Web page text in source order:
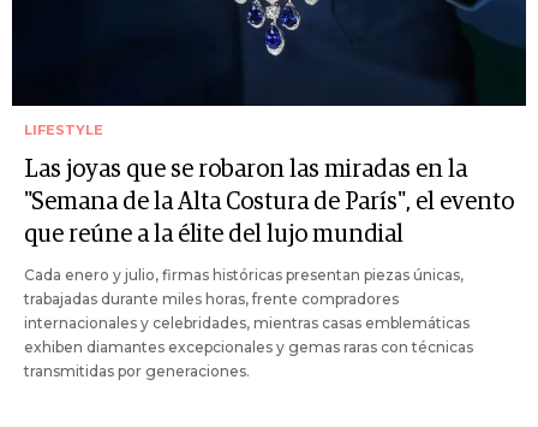
LIFESTYLE
Las joyas que se robaron las miradas en la
"Semana de la Alta Costura de París", el evento
que reúne a la élite del lujo mundial
Cada enero y julio, firmas históricas presentan piezas únicas,
trabajadas durante miles horas, frente compradores
internacionales y celebridades, mientras casas emblemáticas
exhiben diamantes excepcionales y gemas raras con técnicas
transmitidas por generaciones.